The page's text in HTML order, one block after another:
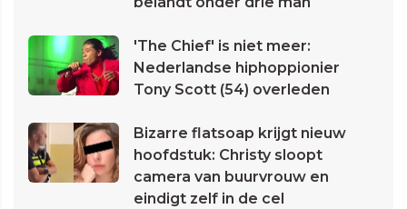
'The Chief' is niet meer:
Nederlandse hiphoppionier
Tony Scott (54) overleden
Bizarre flatsoap krijgt nieuw
hoofdstuk: Christy sloopt
camera van buurvrouw en
eindigt zelf in de cel